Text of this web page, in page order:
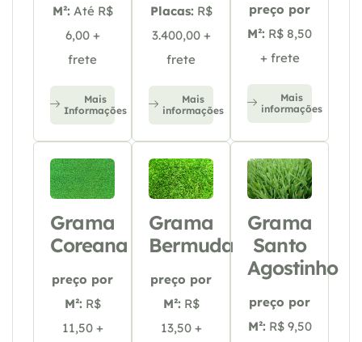
M²: Até R$
6,00 +
frete
Mais
Informações
Placas: R$
3.400,00 +
frete
Mais
informações
preço por
M²: R$ 8,50
+ frete
Mais
informações
Grama
Coreana
preço por
M²: R$
11,50 +
Grama
Bermuda
preço por
M²: R$
13,50 +
Grama
Santo
Agostinho
preço por
M²: R$ 9,50